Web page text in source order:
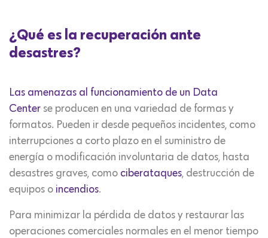
¿Qué es la recuperación ante
desastres?
Las amenazas al funcionamiento de un Data
Center se producen en una variedad de formas y
formatos. Pueden ir desde pequeños incidentes, como
interrupciones a corto plazo en el suministro de
energía o modificación involuntaria de datos, hasta
desastres graves, como ciberataques, destrucción de
equipos o incendios.
Para minimizar la pérdida de datos y restaurar las
operaciones comerciales normales en el menor tiempo